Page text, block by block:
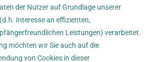
der Nutzer auf Grundlage unserer
Interesse an effizienten,
Leistungen) verarbeitet.
möchten wir Sie auch auf die
von Cookies in dieser